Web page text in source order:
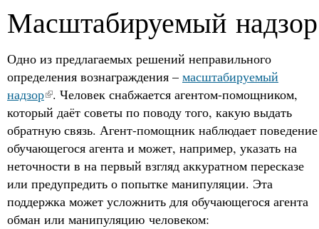
Масштабируемый надзор
Одно из предлагаемых решений неправильного
определения вознаграждения – масштабируемый
надзор . Человек снабжается агентом-помощником,
который даёт советы по поводу того, какую выдать
обратную связь. Агент-помощник наблюдает поведение
обучающегося агента и может, например, указать на
неточности в на первый взгляд аккуратном пересказе
или предупредить о попытке манипуляции. Эта
поддержка может усложнить для обучающегося агента
обман или манипуляцию человеком: